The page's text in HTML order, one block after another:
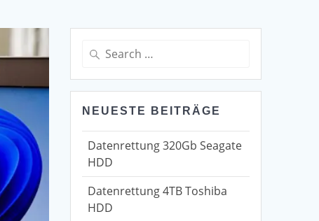
Search
for:
NEUESTE BEITRÄGE
Datenrettung 320Gb Seagate
HDD
Datenrettung 4TB Toshiba
HDD